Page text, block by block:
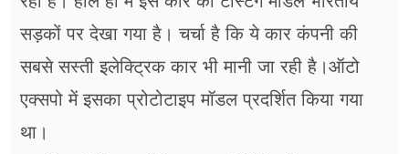
सड़कों पर देखा गया है। चर्चा है कि ये कार कंपनी की
सबसे सस्ती इलेक्ट्रिक कार भी मानी जा रही है।ऑटो
एक्सपो में इसका प्रोटोटाइप मॉडल प्रदर्शित किया गया
था।